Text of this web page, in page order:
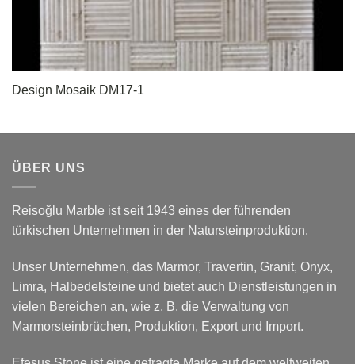
Design Mosaik DM17-1
ÜBER UNS
Reisoğlu Marble ist seit 1943 eines der führenden
türkischen Unternehmen in der Natursteinproduktion.
Unser Unternehmen, das Marmor, Travertin, Granit, Onyx,
Limra, Halbedelsteine und bietet auch Dienstleistungen in
vielen Bereichen an, wie z. B. die Verwaltung von
Marmorsteinbrüchen, Produktion, Export und Import.